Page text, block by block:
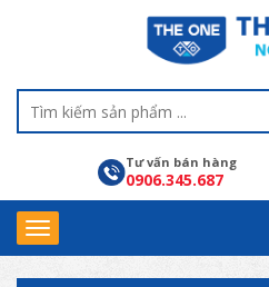
Tư vấn bán hàng
0906.345.687